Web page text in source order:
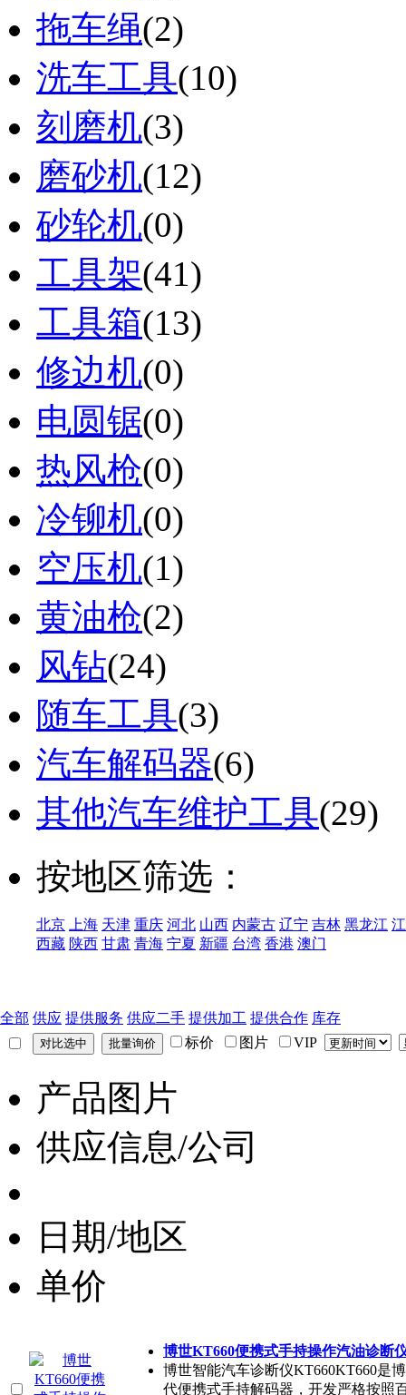
拖车绳(2)
洗车工具(10)
刻磨机(3)
磨砂机(12)
砂轮机(0)
工具架(41)
工具箱(13)
修边机(0)
电圆锯(0)
热风枪(0)
冷铆机(0)
空压机(1)
黄油枪(2)
风钻(24)
随车工具(3)
汽车解码器(6)
其他汽车维护工具(29)
按地区筛选：
北京 上海 天津 重庆 河北 山西 内蒙古 辽宁 吉林 黑龙江
西藏 陕西 甘肃 青海 宁夏 新疆 台湾 香港 澳门
全部 供应 提供服务 供应二手 提供加工 提供合作 库存
标价
图片 VIP
产品图片
供应信息/公司
日期/地区
单价
博世KT660便携式手持操作汽油诊断
博世智能汽车诊断仪KT660KT660是
代便携式手持解码器，开发严格按照